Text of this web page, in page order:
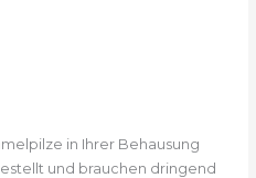
in Ihrer Behausung
und brauchen dringend